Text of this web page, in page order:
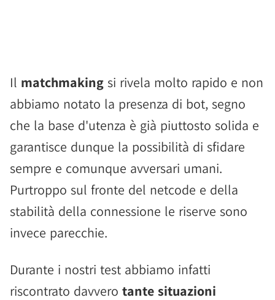
Il matchmaking si rivela molto rapido e non
abbiamo notato la presenza di bot, segno
che la base d'utenza è già piuttosto solida e
garantisce dunque la possibilità di sfidare
sempre e comunque avversari umani.
Purtroppo sul fronte del netcode e della
stabilità della connessione le riserve sono
invece parecchie.
Durante i nostri test abbiamo infatti
riscontrato davvero tante situazioni